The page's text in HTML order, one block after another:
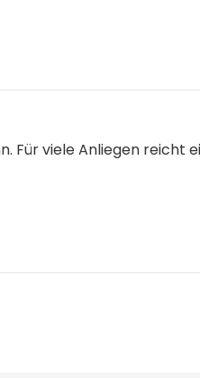
Für viele Anliegen reicht